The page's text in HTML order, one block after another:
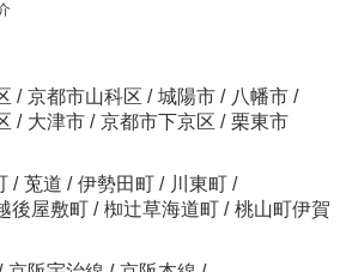
/ 京都市山科区 / 城陽市 / 八幡市 /
/ 大津市 / 京都市下京区 / 栗東市
/ 莵道 / 伊勢田町 / 川東町 /
後屋敷町 / 椥辻草海道町 / 桃山町伊賀